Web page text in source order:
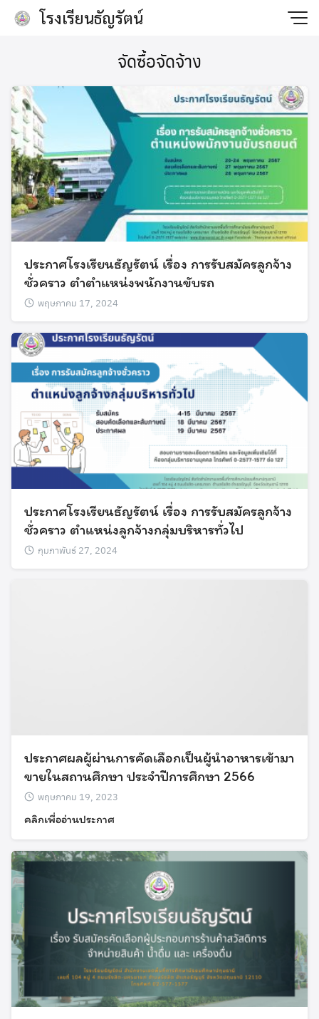
Skip
โรงเรียนธัญรัตน์
Search
Search
จัดซื้อจัดจ้าง
ประกาศโรงเรียนธัญรัตน์ เรื่อง การรับสมัครลูกจ้าง
ชั่วคราว ตำตำแหน่งพนักงานขับรถ
พฤษภาคม 17, 2024
ประกาศโรงเรียนธัญรัตน์ เรื่อง การรับสมัครลูกจ้าง
ชั่วคราว ตำแหน่งลูกจ้างกลุ่มบริหารทั่วไป
กุมภาพันธ์ 27, 2024
ประกาศผลผู้ผ่านการคัดเลือกเป็นผู้นำอาหารเข้ามา
ขายในสถานศึกษา ประจำปีการศึกษา 2566
พฤษภาคม 19, 2023
คลิกเพื่ออ่านประกาศ